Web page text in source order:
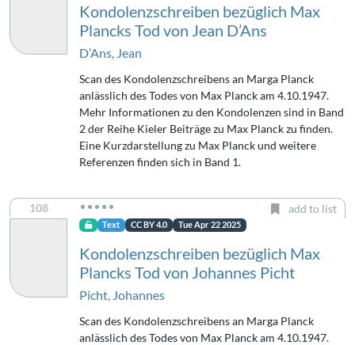
Kondolenzschreiben bezüglich Max
Plancks Tod von Jean D’Ans
D’Ans, Jean
Scan des Kondolenzschreibens an Marga Planck
anlässlich des Todes von Max Planck am 4.10.1947.
Mehr Informationen zu den Kondolenzen sind in Band
2 der Reihe Kieler Beiträge zu Max Planck zu finden.
Eine Kurzdarstellung zu Max Planck und weitere
Referenzen finden sich in Band 1.
108 add to list
Text CC BY 4.0 Tue Apr 22 2025
Kondolenzschreiben bezüglich Max
Plancks Tod von Johannes Picht
Picht, Johannes
Scan des Kondolenzschreibens an Marga Planck
anlässlich des Todes von Max Planck am 4.10.1947.